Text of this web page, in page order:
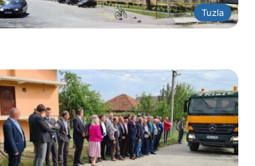
Tuzla